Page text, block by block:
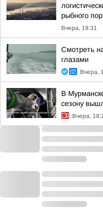
рыбного
Вчера, 19:31
Смотреть
глазами
Вчера,
В
сезону
Вчера,